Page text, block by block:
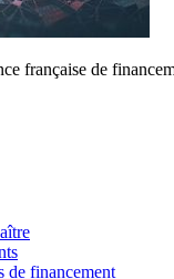
française de
de financement